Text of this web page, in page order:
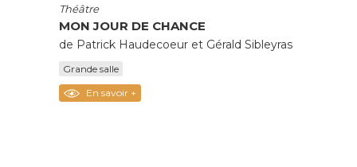
Théâtre
MON JOUR DE CHANCE
de Patrick Haudecoeur et Gérald Sibleyras
Grande salle
En savoir +